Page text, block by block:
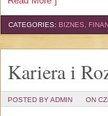
CATEGORIES: BIZNES,
Kariera i
POSTED BY ADMIN ON